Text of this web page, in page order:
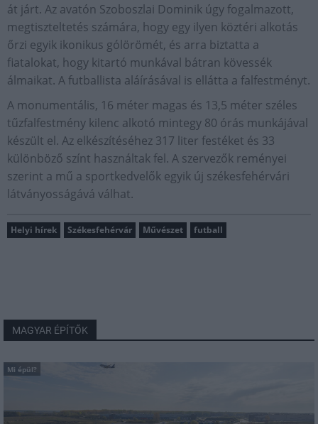
át járt. Az avatón Szoboszlai Dominik úgy fogalmazott,
megtiszteltetés számára, hogy egy ilyen köztéri alkotás
őrzi egyik ikonikus gólörömét, és arra biztatta a
fiatalokat, hogy kitartó munkával bátran kövessék
álmaikat. A futballista aláírásával is ellátta a falfestményt.
A monumentális, 16 méter magas és 13,5 méter széles
tűzfalfestmény kilenc alkotó mintegy 80 órás munkájával
készült el. Az elkészítéséhez 317 liter festéket és 33
különböző színt használtak fel. A szervezők reményei
szerint a mű a sportkedvelők egyik új székesfehérvári
látványosságává válhat.
Helyi hírek Székesfehérvár Művészet futball
MAGYAR ÉPÍTŐK
Mi épül?